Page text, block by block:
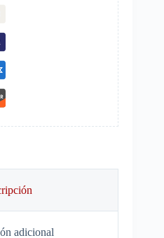
adicional